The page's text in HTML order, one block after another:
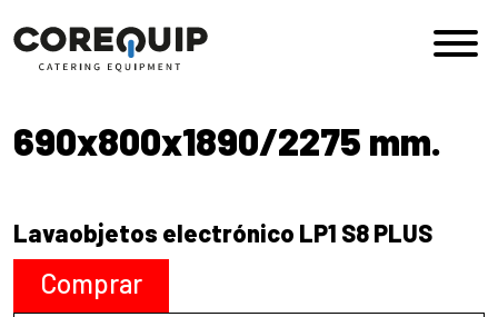
Navegación principal
690x800x1890/2275 mm.
Lavaobjetos electrónico LP1 S8 PLUS
Comprar